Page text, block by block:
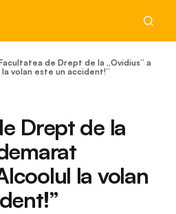
de Drept de la „Ovidius” a
volan este un accident!”
Drept de la
la volan